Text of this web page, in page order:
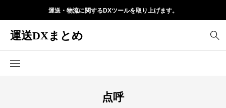
運送・物流に関するDXツールを取り上げます。
運送DXまとめ
点呼